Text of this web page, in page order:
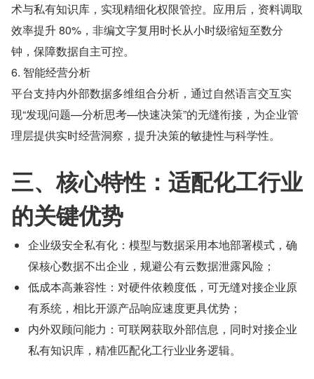
术与私有知识库，实现精细化权限管控。应用后，资料调取
效率提升 80%，非编文字复用时长从小时级缩短至数分
钟，保障数据自主可控。
6. 智能经营分析
平台支持内外部数据多维组合分析，通过自然语言交互实
现“发现问题—分析思考—快速决策”的无缝衔接，为企业管
理层提供实时经营洞察，提升决策的敏捷性与科学性。
三、核心特性：适配化工行业
的关键优势
企业级安全私有化：模型与数据采用本地部署模式，确
保核心数据不出企业，规避公有云数据泄露风险；
低成本高兼容性：对硬件依赖度低，可无缝对接企业原
有系统，相比开源产品响应速度更具优势；
内外双顾问能力：可联网获取外部信息，同时对接企业
私有知识库，精准匹配化工行业业务逻辑。